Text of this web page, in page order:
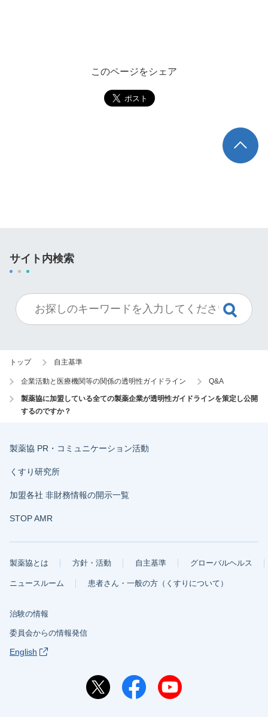
このページをシェア
TOP
サイト内検索
トップ 自主基準
企業活動と医療機関等の関係の透明性ガイドライン Q&A
製薬協に加盟している全ての製薬企業が透明性ガイドラインを策定し公開
するのですか？
製薬協 PR・コミュニケーション活動
くすり研究所
加盟各社 非財務情報の開示一覧
STOP AMR
製薬協とは 方針・活動 自主基準 グローバルヘルス
ニュースルーム 患者さん・一般の方（くすりについて）
治験の情報
委員会からの情報発信
English